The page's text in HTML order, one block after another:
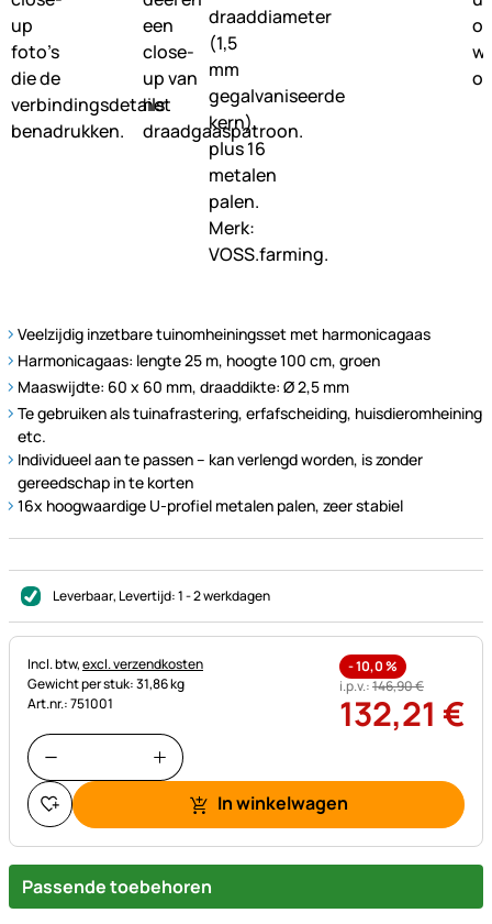
Veelzijdig inzetbare tuinomheiningsset met harmonicagaas
Harmonicagaas: lengte 25 m, hoogte 100 cm, groen
Maaswijdte: 60 x 60 mm, draaddikte: Ø 2,5 mm
Te gebruiken als tuinafrastering, erfafscheiding, huisdieromheining
etc.
Individueel aan te passen – kan verlengd worden, is zonder
gereedschap in te korten
16x hoogwaardige U-profiel metalen palen, zeer stabiel
Leverbaar, Levertijd:1 - 2 werkdagen
Belastinginformatie:
Incl. btw,excl. verzendkosten
Gewicht per stuk: 31,86 kg
Art.nr.: 751001
-10,0%
i.p.v.:146,90€
132,21 €
In winkelwagen
Passende toebehoren